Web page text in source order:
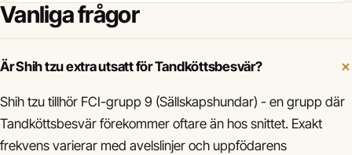
Vanliga frågor
Är Shih tzu extra utsatt för Tandköttsbesvär?
Shih tzu tillhör FCI-grupp 9 (Sällskapshundar) - en grupp där
Tandköttsbesvär förekommer oftare än hos snittet. Exakt
frekvens varierar med avelslinjer och uppfödarens